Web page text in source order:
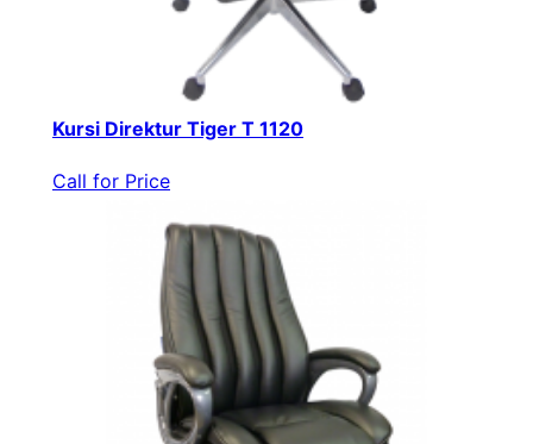
Kursi Direktur Tiger T 1120
Call for Price